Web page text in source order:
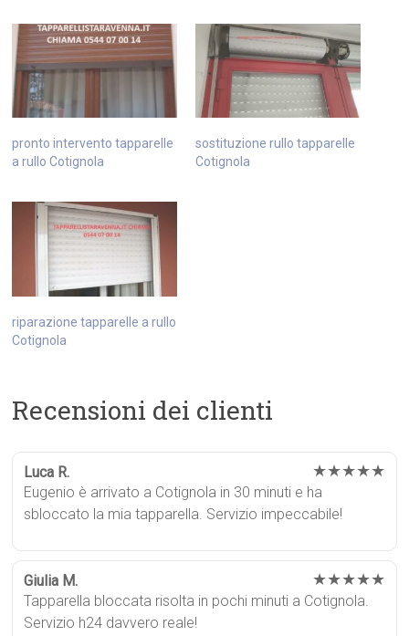
pronto intervento tapparelle
a rullo Cotignola
sostituzione rullo tapparelle
Cotignola
riparazione tapparelle a rullo
Cotignola
Recensioni dei clienti
Luca R. ★★★★★
Eugenio è arrivato a Cotignola in 30 minuti e ha
sbloccato la mia tapparella. Servizio impeccabile!
Giulia M. ★★★★★
Tapparella bloccata risolta in pochi minuti a Cotignola.
Servizio h24 davvero reale!